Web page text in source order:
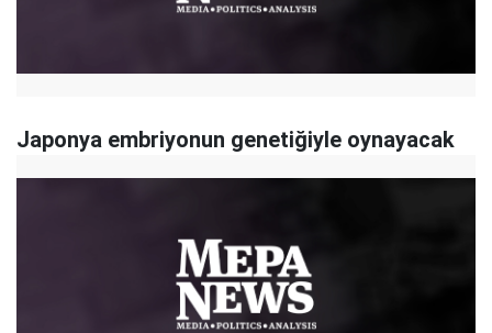
Japonya embriyonun genetiğiyle oynayacak